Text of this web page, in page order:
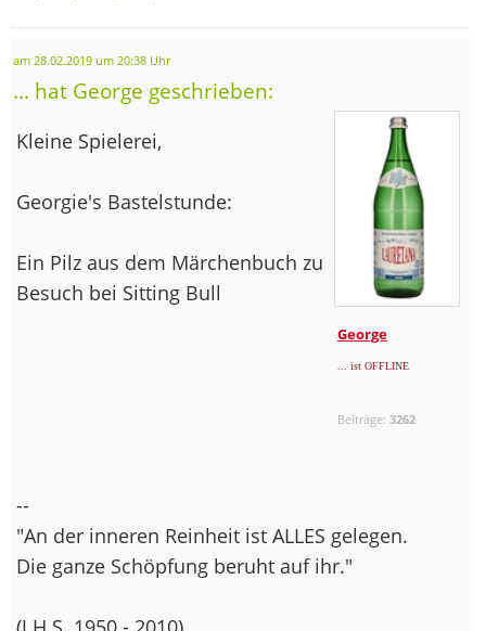
am 28.02.2019 um 20:38 Uhr
... hat George geschrieben:
George
... ist OFFLINE
Beiträge:3262
Kleine Spielerei,
Georgie's Bastelstunde:
Ein Pilz aus dem Märchenbuch zu
Besuch bei Sitting Bull
--
"An der inneren Reinheit ist ALLES gelegen.
Die ganze Schöpfung beruht auf ihr."